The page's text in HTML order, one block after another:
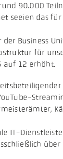
90.000
seeien das
Business
für
auf 12 erhöht.
IT-
über